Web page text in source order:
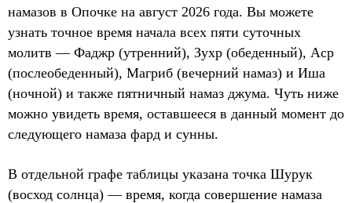
намазов в Опочке на август 2026 года. Вы можете
узнать точное время начала всех пяти суточных
молитв — Фаджр (утренний), Зухр (обеденный), Аср
(послеобеденный), Магриб (вечерний намаз) и Иша
(ночной) и также пятничный намаз джума. Чуть ниже
можно увидеть время, оставшееся в данный момент до
следующего намаза фард и сунны.
В отдельной графе таблицы указана точка Шурук
(восход солнца) — время, когда совершение намаза